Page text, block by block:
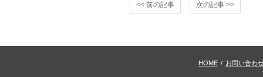
<< 前の記事 次の記事 >>
HOME / お問い合わ